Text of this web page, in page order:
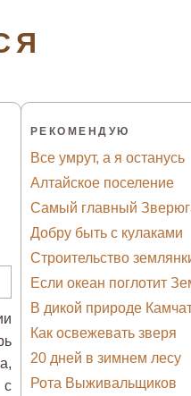
с
РЕКОМЕНДУЮ
Все умрут, а я останусь
Алтайское поселение
Самый главный
Добру быть с кулаками
Строительство
Если океан поглотит
В дикой природе
Как освежевать зверя
20 дней в зимнем лесу
Рота Выживальщиков